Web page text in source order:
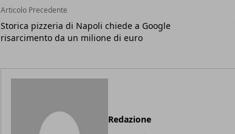
Articolo Precedente
Storica pizzeria di Napoli chiede a Google
risarcimento da un milione di euro
Redazione